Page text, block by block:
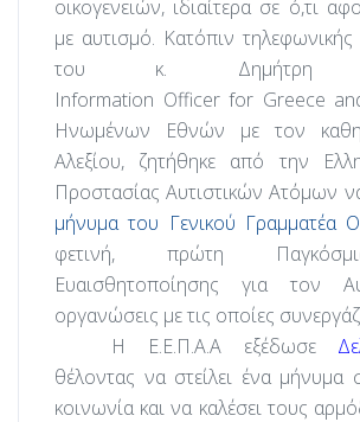
οικογενειών, ιδιαίτερα σε ό,τι
με αυτισμό. Κατόπιν τηλεφωνικής
του κ. Δημήτρη
Information Officer for Greece
Ηνωμένων Εθνών με τον
Αλεξίου, ζητήθηκε από την
Προστασίας Αυτιστικών Ατόμων
μήνυμα του Γενικού Γραμματέα
φετινή, πρώτη
Ευαισθητοποίησης για τον
οργανώσεις με τις οποίες
Η Ε.Ε.Π.Α.Α εξέδωσε
θέλοντας να στείλει ένα μήνυμα
κοινωνία και να καλέσει τους